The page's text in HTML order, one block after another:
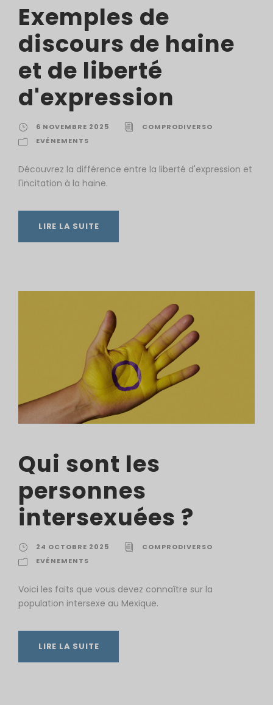
Exemples de
discours de haine
et de liberté
d'expression
6 NOVEMBRE 2025
COMPRODIVERSO
EVÉNEMENTS
Découvrez la différence entre la liberté d'expression et
l'incitation à la haine.
LIRE LA SUITE
Qui sont les
personnes
intersexuées ?
24 OCTOBRE 2025
COMPRODIVERSO
EVÉNEMENTS
Voici les faits que vous devez connaître sur la
population intersexe au Mexique.
LIRE LA SUITE